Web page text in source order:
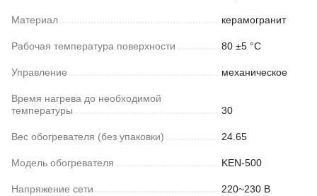
Материал керамогранит
Рабочая температура поверхности 80 ±5 °С
Управление механическое
Время нагрева до необходимой
температуры
30
Вес обогревателя (без упаковки) 24.65
Модель обогревателя KEN-500
Напряжение сети 220~230 В